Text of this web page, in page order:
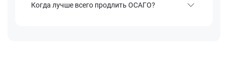
Когда лучше всего продлить ОСАГО?